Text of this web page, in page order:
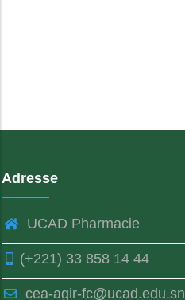
Adresse
UCAD Pharmacie
(+221) 33 858 14 44
cea-agir-fc@ucad.edu.sn